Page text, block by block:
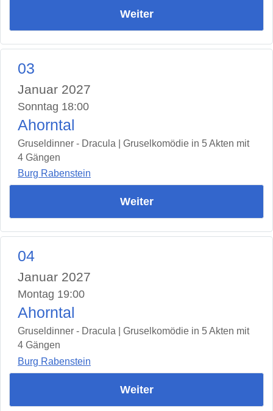
Weiter
03
Januar 2027
Sonntag 18:00
Ahorntal
Gruseldinner - Dracula | Gruselkomödie in 5 Akten mit
4 Gängen
Burg Rabenstein
Weiter
04
Januar 2027
Montag 19:00
Ahorntal
Gruseldinner - Dracula | Gruselkomödie in 5 Akten mit
4 Gängen
Burg Rabenstein
Weiter